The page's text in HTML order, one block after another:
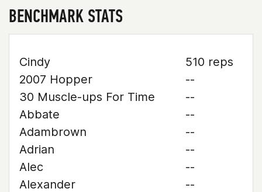
BENCHMARK STATS
Cindy
510 reps
2007 Hopper
--
30 Muscle-ups For Time
--
Abbate
--
Adambrown
--
Adrian
--
Alec
--
Alexander
--